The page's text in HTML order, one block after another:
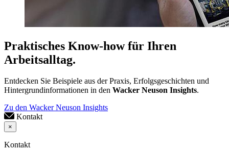
Praktisches Know-how für Ihren
Arbeitsalltag.
Entdecken Sie Beispiele aus der Praxis, Erfolgsgeschichten und
Hintergrundinformationen in den Wacker Neuson Insights.
Zu den Wacker Neuson Insights
Kontakt
×
Kontakt